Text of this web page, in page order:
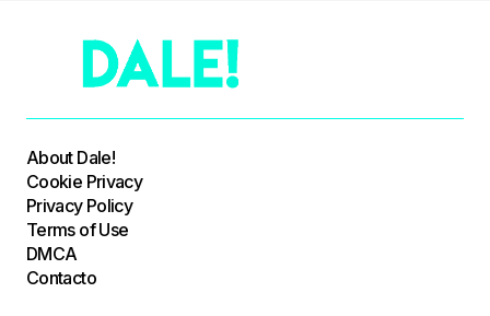
About Dale!
Cookie Privacy
Privacy Policy
Terms of Use
DMCA
Contacto